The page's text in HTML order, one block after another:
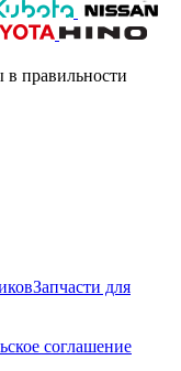
правильности
Запчасти для
соглашение